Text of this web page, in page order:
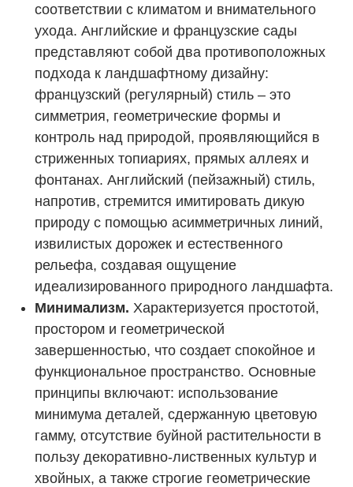
соответствии с климатом и внимательного
ухода. Английские и французские сады
представляют собой два противоположных
подхода к ландшафтному дизайну:
французский (регулярный) стиль – это
симметрия, геометрические формы и
контроль над природой, проявляющийся в
стриженных топиариях, прямых аллеях и
фонтанах. Английский (пейзажный) стиль,
напротив, стремится имитировать дикую
природу с помощью асимметричных линий,
извилистых дорожек и естественного
рельефа, создавая ощущение
идеализированного природного ландшафта.
Минимализм. Характеризуется простотой,
простором и геометрической
завершенностью, что создает спокойное и
функциональное пространство. Основные
принципы включают: использование
минимума деталей, сдержанную цветовую
гамму, отсутствие буйной растительности в
пользу декоративно-лиственных культур и
хвойных, а также строгие геометрические